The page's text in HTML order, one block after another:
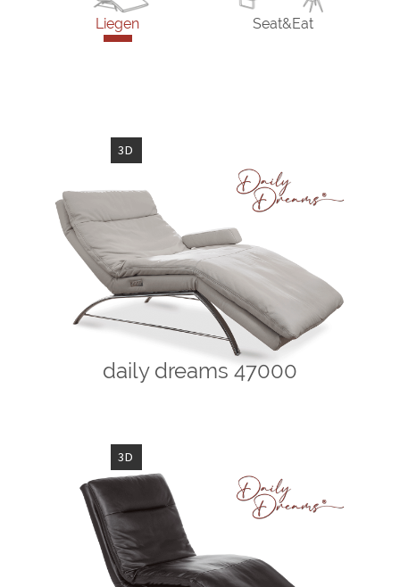
Liegen Seat&Eat
3D
daily dreams 47000
3D